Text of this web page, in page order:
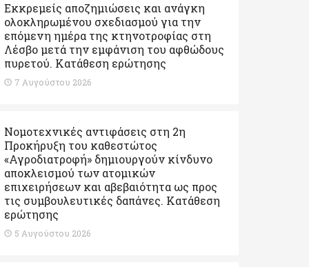
Εκκρεμείς αποζημιώσεις και ανάγκη
ολοκληρωμένου σχεδιασμού για την
επόμενη ημέρα της κτηνοτροφίας στη
Λέσβο μετά την εμφάνιση του αφθώδους
πυρετού. Kατάθεση ερώτησης
7 Αυγούστου 2026
Νομοτεχνικές αντιφάσεις στη 2η
Προκήρυξη του καθεστώτος
«Αγροδιατροφή» δημιουργούν κίνδυνο
αποκλεισμού των ατομικών
επιχειρήσεων και αβεβαιότητα ως προς
τις συμβουλευτικές δαπάνες. Κατάθεση
ερώτησης
5 Αυγούστου 2026